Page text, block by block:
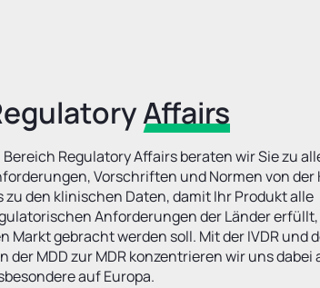
Affairs
Bereich Regulatory Affairs beraten wir Sie zu
Vorschriften und Normen von
zu den klinischen Daten, damit Ihr Produkt alle
Anforderungen der Länder
Markt gebracht werden soll. Mit der IVDR und
der MDD zur MDR konzentrieren wir uns dabei
auf Europa.